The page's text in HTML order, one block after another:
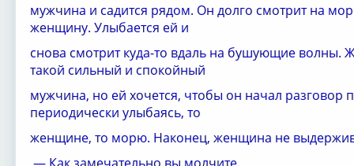
мужчина и садится рядом. Он долго смотрит на
женщину. Улыбается ей и
снова смотрит куда-то вдаль на бушующие волны.
такой сильный и спокойный
мужчина, но ей хочется, чтобы он начал
периодически улыбаясь, то
женщине, то морю. Наконец, женщина не
— Как замечательно вы молчите.